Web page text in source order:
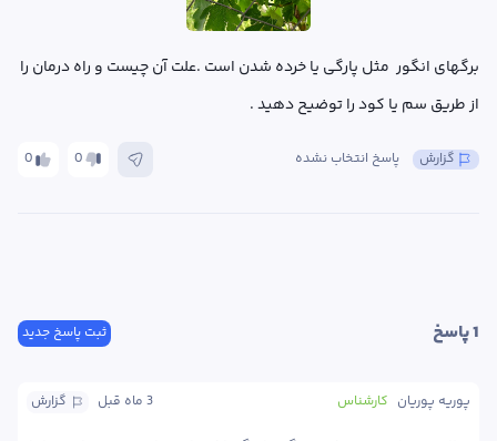
از طریق سم یا کود را توضیح دهید .
0 0 پاسخ انتخاب نشده گزارش
ثبت پاسخ جدید 1 پاسخ
گزارش 3 ماه قبل کارشناس پوریه پوریان